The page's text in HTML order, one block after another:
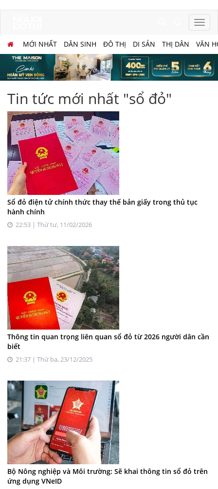
MỚI NHẤT DÂN SINH ĐÔ THỊ DI SẢN THỊ DÂN VĂN
Tin tức mới nhất "sổ đỏ"
Sổ đỏ điện tử chính thức thay thế bản giấy trong thủ tục
hành chính
22:53 | Thứ tư, 11/02/2026
Thông tin quan trọng liên quan sổ đỏ từ 2026 người dân cần
biết
21:37 | Thứ ba, 23/12/2025
Bộ Nông nghiệp và Môi trường: Sẽ khai thông tin sổ đỏ trên
ứng dụng VNeID